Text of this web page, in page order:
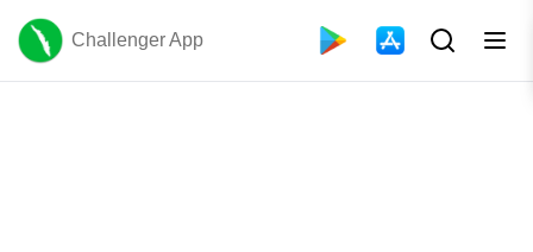
Challenger App